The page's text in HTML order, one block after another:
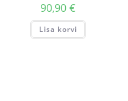
90,90 €
Lisa korvi